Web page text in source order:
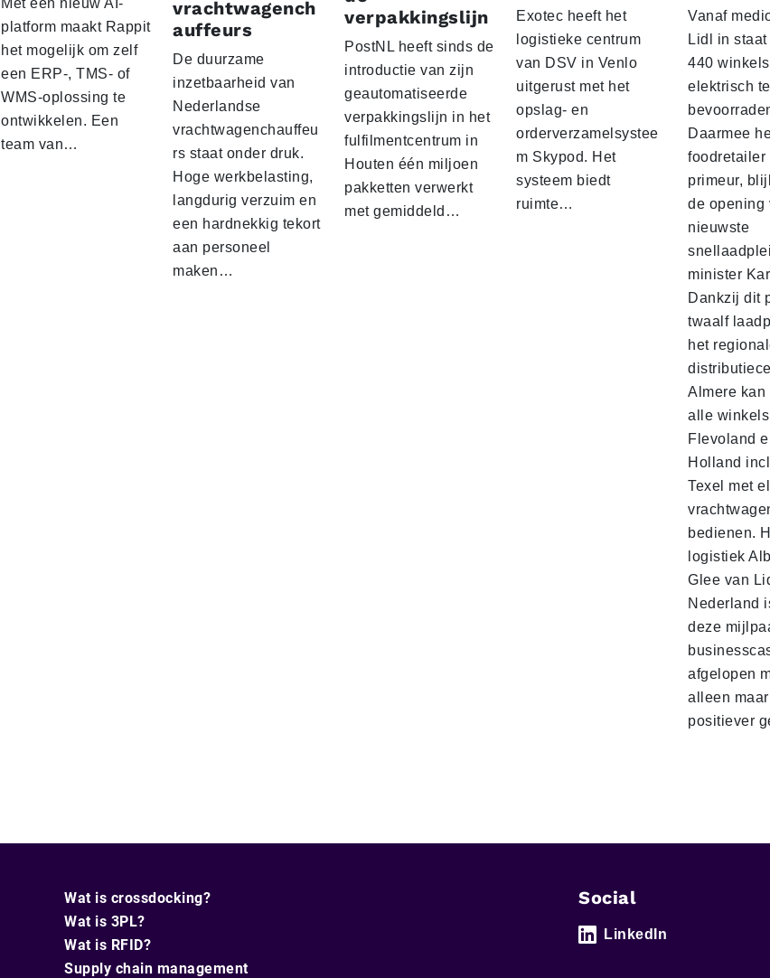
Met een nieuw AI-
platform maakt Rappit
het mogelijk om zelf
een ERP-, TMS- of
WMS-oplossing te
ontwikkelen. Een
team van…
vrachtwagench
auffeurs
De duurzame
inzetbaarheid van
Nederlandse
vrachtwagenchauffeu
rs staat onder druk.
Hoge werkbelasting,
langdurig verzuim en
een hardnekkig tekort
aan personeel
maken…
verpakkingslijn
PostNL heeft sinds de
introductie van zijn
geautomatiseerde
verpakkingslijn in het
fulfilmentcentrum in
Houten één miljoen
pakketten verwerkt
met gemiddeld…
Exotec heeft het
logistieke centrum
van DSV in Venlo
uitgerust met het
opslag- en
orderverzamelsystee
m Skypod. Het
systeem biedt
ruimte…
Vanaf
Lidl in
440 winkels
elektrisch te
Daarmee
foodretailer
primeur,
de opening
nieuwste
minister
Dankzij dit
twaalf
het
Almere
alle
Flevoland
Holland
Texel met
bedienen.
logistiek
Glee van
Nederland
deze
afgelopen
alleen maar
positiever
Wat is crossdocking?
Wat is 3PL?
Wat is RFID?
Supply chain management
Social
LinkedIn